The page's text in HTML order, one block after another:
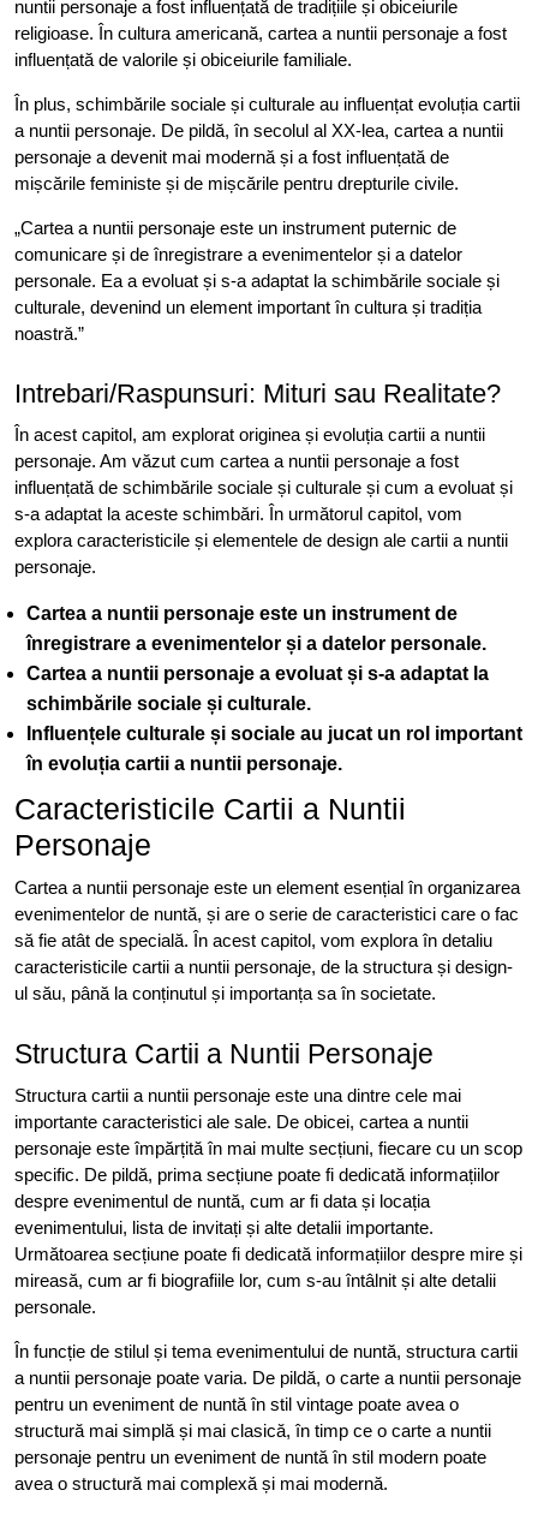
nuntii personaje a fost influențată de tradițiile și obiceiurile
religioase. În cultura americană, cartea a nuntii personaje a fost
influențată de valorile și obiceiurile familiale.
În plus, schimbările sociale și culturale au influențat evoluția cartii
a nuntii personaje. De pildă, în secolul al XX-lea, cartea a nuntii
personaje a devenit mai modernă și a fost influențată de
mișcările feministe și de mișcările pentru drepturile civile.
„Cartea a nuntii personaje este un instrument puternic de
comunicare și de înregistrare a evenimentelor și a datelor
personale. Ea a evoluat și s-a adaptat la schimbările sociale și
culturale, devenind un element important în cultura și tradiția
noastră.”
Intrebari/Raspunsuri: Mituri sau Realitate?
În acest capitol, am explorat originea și evoluția cartii a nuntii
personaje. Am văzut cum cartea a nuntii personaje a fost
influențată de schimbările sociale și culturale și cum a evoluat și
s-a adaptat la aceste schimbări. În următorul capitol, vom
explora caracteristicile și elementele de design ale cartii a nuntii
personaje.
Cartea a nuntii personaje este un instrument de
înregistrare a evenimentelor și a datelor personale.
Cartea a nuntii personaje a evoluat și s-a adaptat la
schimbările sociale și culturale.
Influențele culturale și sociale au jucat un rol important
în evoluția cartii a nuntii personaje.
Caracteristicile Cartii a Nuntii
Personaje
Cartea a nuntii personaje este un element esențial în organizarea
evenimentelor de nuntă, și are o serie de caracteristici care o fac
să fie atât de specială. În acest capitol, vom explora în detaliu
caracteristicile cartii a nuntii personaje, de la structura și design-
ul său, până la conținutul și importanța sa în societate.
Structura Cartii a Nuntii Personaje
Structura cartii a nuntii personaje este una dintre cele mai
importante caracteristici ale sale. De obicei, cartea a nuntii
personaje este împărțită în mai multe secțiuni, fiecare cu un scop
specific. De pildă, prima secțiune poate fi dedicată informațiilor
despre evenimentul de nuntă, cum ar fi data și locația
evenimentului, lista de invitați și alte detalii importante.
Următoarea secțiune poate fi dedicată informațiilor despre mire și
mireasă, cum ar fi biografiile lor, cum s-au întâlnit și alte detalii
personale.
În funcție de stilul și tema evenimentului de nuntă, structura cartii
a nuntii personaje poate varia. De pildă, o carte a nuntii personaje
pentru un eveniment de nuntă în stil vintage poate avea o
structură mai simplă și mai clasică, în timp ce o carte a nuntii
personaje pentru un eveniment de nuntă în stil modern poate
avea o structură mai complexă și mai modernă.